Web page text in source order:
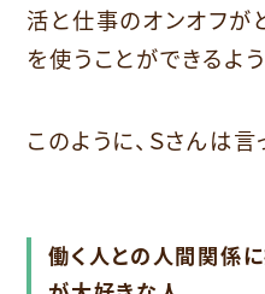
活と仕事のオンオフが
を使うことができるよう
このように、Ｓさんは言
働く人との人間関係